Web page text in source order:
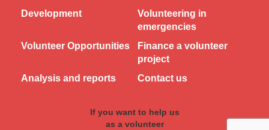
Development
Volunteering in
emergencies
Volunteer Opportunities
Finance a volunteer
project
Analysis and reports
Contact us
If you want to help us
as a volunteer